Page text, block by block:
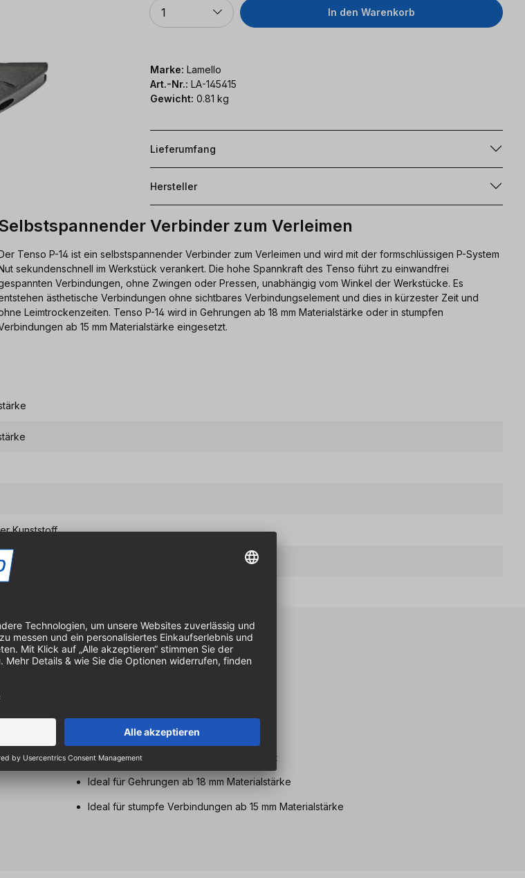
1 In den Warenkorb
Marke: Lamello
Art.-Nr.: LA-145415
Gewicht: 0.81 kg
Lieferumfang
Hersteller
Verbinder zum Verleimen
Tenso P-14 ist ein selbstspannender Verbinder zum Verleimen und wird mit der formschlüssigen P-System
sekundenschnell im Werkstück verankert. Die hohe Spannkraft des Tenso führt zu einwandfrei
Verbindungen, ohne Zwingen oder Pressen, unabhängig vom Winkel der Werkstücke. Es
ästhetische Verbindungen ohne sichtbares Verbindungselement und dies in kürzester Zeit und
Leimtrockenzeiten. Tenso P-14 wird in Gehrungen ab 18 mm Materialstärke oder in stumpfen
ab 15 mm Materialstärke eingesetzt.
Kunststoff
1 mm
Eigenschaften & Vorteile
Geringe Frästiefe
Sekundenschnell im Werkstück verankert
Ideal für Gehrungen ab 18 mm Materialstärke
Ideal für stumpfe Verbindungen ab 15 mm Materialstärke